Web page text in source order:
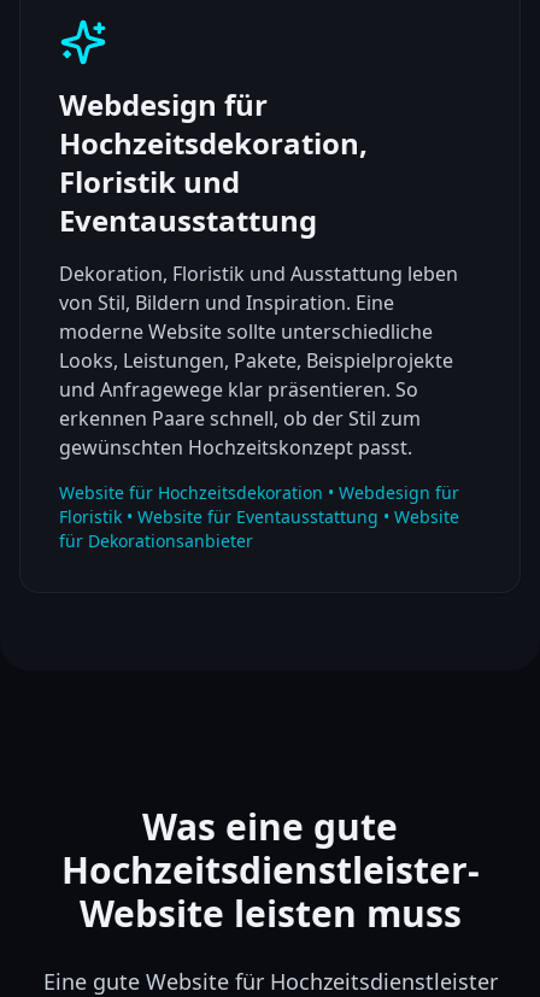
Webdesign für
Hochzeitsdekoration,
Floristik und
Eventausstattung
Dekoration, Floristik und Ausstattung leben
von Stil, Bildern und Inspiration. Eine
moderne Website sollte unterschiedliche
Looks, Leistungen, Pakete, Beispielprojekte
und Anfragewege klar präsentieren. So
erkennen Paare schnell, ob der Stil zum
gewünschten Hochzeitskonzept passt.
Website für Hochzeitsdekoration • Webdesign für
Floristik • Website für Eventausstattung • Website
für Dekorationsanbieter
Was eine gute
Hochzeitsdienstleister-
Website leisten muss
Eine gute Website für Hochzeitsdienstleister